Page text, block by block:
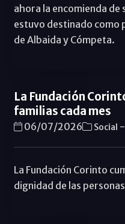
ahora la encomienda de
estuvo destinado como
de Albaida y Cómpeta.
La Fundación
familias cada mes
06/07/2026 Social -
La Fundación Corinto
dignidad de las